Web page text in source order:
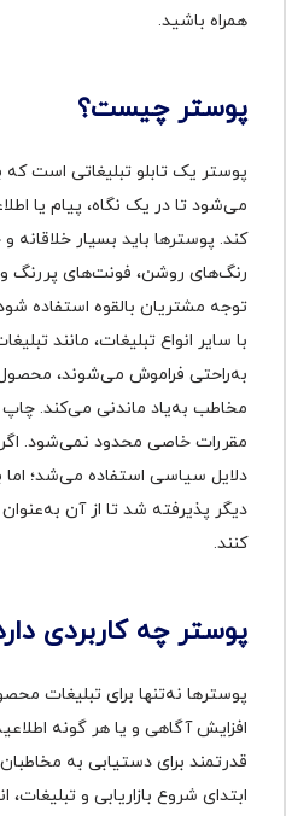
همراه باشید.
پوستر چیست؟
پوستر یک تابلو تبلیغاتی است
می‌شود تا در یک نگاه، پیام یا
کند. پوسترها باید بسیار خلاقانه
رنگ‌های روشن، فونت‌های پررنگ و
توجه مشتریان بالقوه استفاده
با سایر انواع تبلیغات، مانند
به‌راحتی فراموش می‌شوند،
مخاطب به‌یاد ماندنی می‌کند. چاپ
مقررات خاصی محدود نمی‌شود.
دلایل سیاسی استفاده می‌شد؛ اما
دیگر پذیرفته شد تا از آن
کنند.
پوستر چه کاربردی
پوسترها نه‌تنها برای تبلیغات
افزایش آگاهی و یا هر گونه
قدرتمند برای دستیابی به
ابتدای شروع بازاریابی و